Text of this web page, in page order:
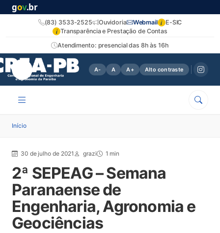
gov.br
Atendimento: presencial das 8h às 16h
(83) 3533-2525 Ouvidoria Webmail i E-SIC
i Transparência e Prestação de Contas
A- A A+ Alto contraste
Início
30 de julho de 2021 grazi 1 min
2ª SEPEAG – Semana
Paranaense de
Engenharia, Agronomia e
Geociências